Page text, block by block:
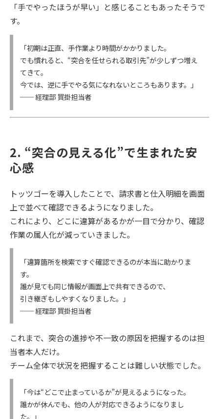
「手でやったほうが早い」と感じることもあったそうで
す。
「初期は正直、手作業より時間がかかりました。
でも慣れると、“突合を任せられる取引先”が少しずつ増え
てきて。
今では、逆に手でやる気になれないところもあります。」
── 経理部 買掛担当者
2. “突合の見える化”で生まれた安
心感
トッツゴーを導入したことで、請求書と仕入明細を画面
上で並べて確認できるようになりました。
これにより、どこに違算があるかが一目で分かり、確認
作業の属人化が減っていきました。
「違算箇所を検索ですぐ確認できるのが本当に助かりま
す。
誰が見ても同じ情報が画面上で共有できるので、
引き継ぎもしやすくなりました。」
── 経理部 買掛担当者
これまで、突合の進捗や不一致の原因を把握するのは担
当者本人だけ。
チーム全体で状況を把握することは難しい状態でした。
「今は“どこで止まっているか”が見えるようになった。
誰かが休んでも、他の人が対応できるようになりまし
た。」